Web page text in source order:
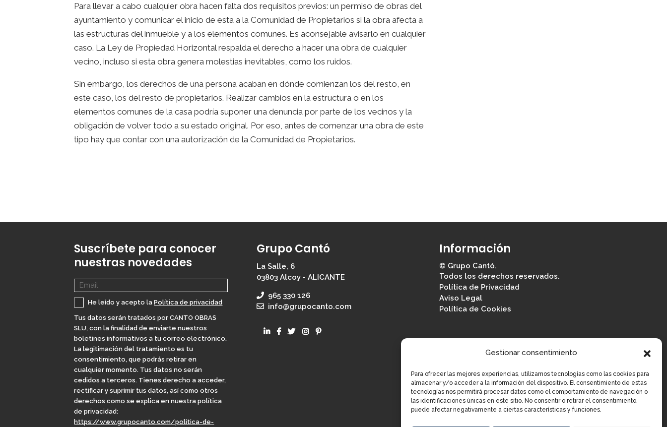
Gestionar consentimiento
Para ofrecer las mejores experiencias, utilizamos tecnologías como las cookies para
almacenar y/o acceder a la información del dispositivo. El consentimiento de estas
tecnologías nos permitirá procesar datos como el comportamiento de navegación o
las identificaciones únicas en este sitio. No consentir o retirar el consentimiento,
puede afectar negativamente a ciertas características y funciones.
Para llevar a cabo cualquier obra hacen falta dos requisitos previos: un permiso de obras del
ayuntamiento y comunicar el inicio de esta a la Comunidad de Propietarios si la obra afecta a
las estructuras del inmueble y a los elementos comunes. Es aconsejable avisarlo en cualquier
caso. La Ley de Propiedad Horizontal respalda el derecho a hacer una obra de cualquier
vecino, incluso si esta obra genera molestias inevitables, como los ruidos.
Sin embargo, los derechos de una persona acaban en dónde comienzan los del resto, en
este caso, los del resto de propietarios. Realizar cambios en la estructura o en los
elementos comunes de la casa podría suponer una denuncia por parte de los vecinos y la
obligación de volver todo a su estado original. Por eso, antes de comenzar una obra de este
tipo hay que contar con una autorización de la Comunidad de Propietarios.
Suscríbete para conocer
nuestras novedades
He leído y acepto laPolítica de privacidad
Tus datos serán tratados por CANTO OBRAS
SLU, con la finalidad de enviarte nuestros
boletines informativos a tu correo electrónico.
La legitimación del tratamiento es tu
consentimiento, que podrás retirar en
cualquier momento. Tus datos no serán
cedidos a terceros. Tienes derecho a acceder,
rectificar y suprimir tus datos, así como otros
derechos como se explica en nuestra política
de privacidad:
https://www.grupocanto.com/politica-de-
Grupo Cantó
La Salle, 6
03803 Alcoy - ALICANTE
965 330 126
info@grupocanto.com
Información
© Grupo Cantó.
Todos los derechos reservados.
Política de Privacidad
Aviso Legal
Política de Cookies